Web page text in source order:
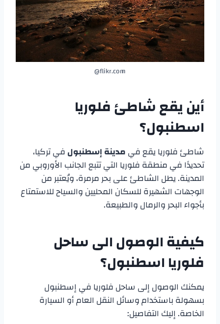
flikr.com@
أين يقع شاطئ فلوريا
اسطنبول؟
شاطئ فلوريا يقع فيمدينة إسطنبولفي تركيا،
تحديدًا في منطقة فلوريا التي تتبع الجانب الأوروبي من
المدينة. يطل الشاطئ على بحر مرمرة، ويُعتبر من
الوجهات الشهيرة للسكان المحليين والسياح للاستمتاع
بأجواء البحر والرمال والطبيعة.
كيفية الوصول الى ساحل
فلوريا اسطنبول؟
يمكنك الوصول إلى ساحل فلوريا في إسطنبول
بسهولة باستخدام وسائل النقل العام أو السيارة
الخاصة. إليك التفاصيل: